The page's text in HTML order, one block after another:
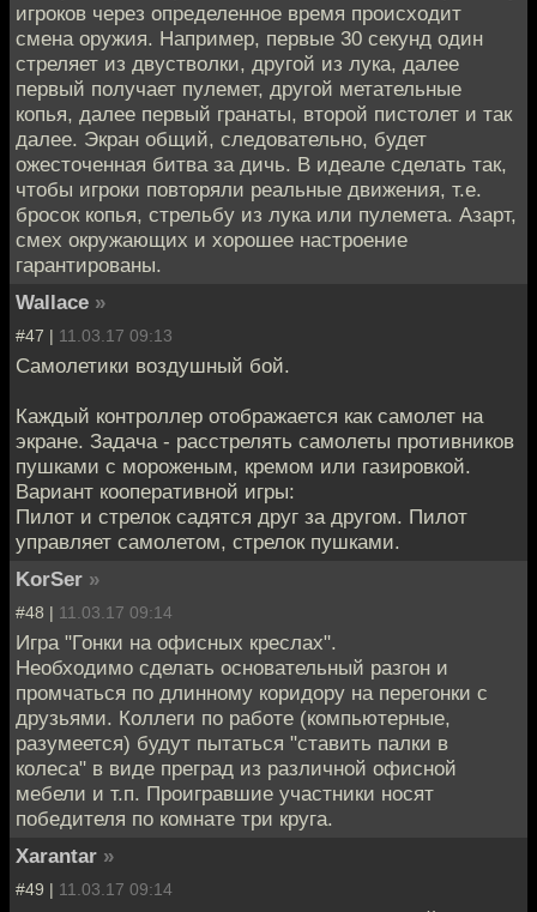
игроков через определенное время происходит
смена оружия. Например, первые 30 секунд один
стреляет из двустволки, другой из лука, далее
первый получает пулемет, другой метательные
копья, далее первый гранаты, второй пистолет и так
далее. Экран общий, следовательно, будет
ожесточенная битва за дичь. В идеале сделать так,
чтобы игроки повторяли реальные движения, т.е.
бросок копья, стрельбу из лука или пулемета. Азарт,
смех окружающих и хорошее настроение
гарантированы.
Wallace »
#47 | 11.03.17 09:13
Самолетики воздушный бой.
Каждый контроллер отображается как самолет на
экране. Задача - расстрелять самолеты противников
пушками с мороженым, кремом или газировкой.
Вариант кооперативной игры:
Пилот и стрелок садятся друг за другом. Пилот
управляет самолетом, стрелок пушками.
KorSer »
#48 | 11.03.17 09:14
Игра "Гонки на офисных креслах".
Необходимо сделать основательный разгон и
промчаться по длинному коридору на перегонки с
друзьями. Коллеги по работе (компьютерные,
разумеется) будут пытаться "ставить палки в
колеса" в виде преград из различной офисной
мебели и т.п. Проигравшие участники носят
победителя по комнате три круга.
Xarantar »
#49 | 11.03.17 09:14